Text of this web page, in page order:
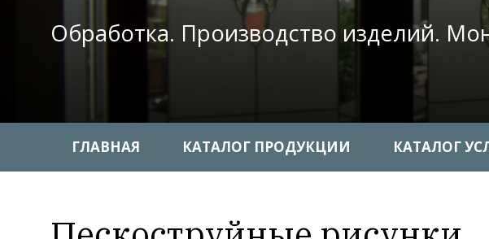
Обработка. Производство изделий.
ГЛАВНАЯ КАТАЛОГ ПРОДУКЦИИ КАТАЛОГ